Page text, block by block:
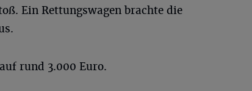
Ein Rettungswagen brachte die
rund 3.000 Euro.